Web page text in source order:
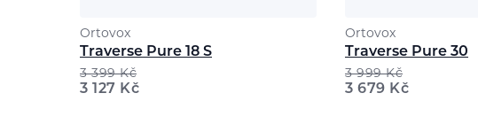
Ortovox
Traverse Pure 18 S
3 399Kč
3 127 Kč
Ortovox
Traverse Pure 30
3 999Kč
3 679 Kč